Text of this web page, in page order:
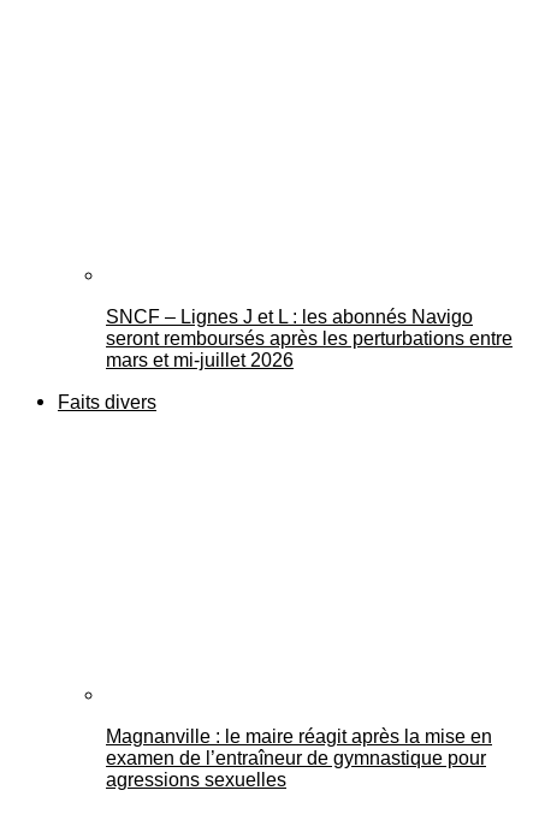
SNCF – Lignes J et L : les abonnés Navigo
seront remboursés après les perturbations entre
mars et mi-juillet 2026
Faits divers
Magnanville : le maire réagit après la mise en
examen de l’entraîneur de gymnastique pour
agressions sexuelles